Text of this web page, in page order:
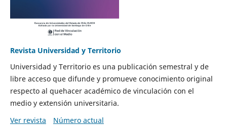
Revista Universidad y Territorio
Universidad y Territorio es una publicación semestral y de
libre acceso que difunde y promueve conocimiento original
respecto al quehacer académico de vinculación con el
medio y extensión universitaria.
Ver revista
Número actual